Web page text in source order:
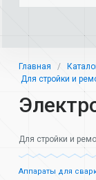
Главная
Для стройки и
Для стройки и
Аппараты для